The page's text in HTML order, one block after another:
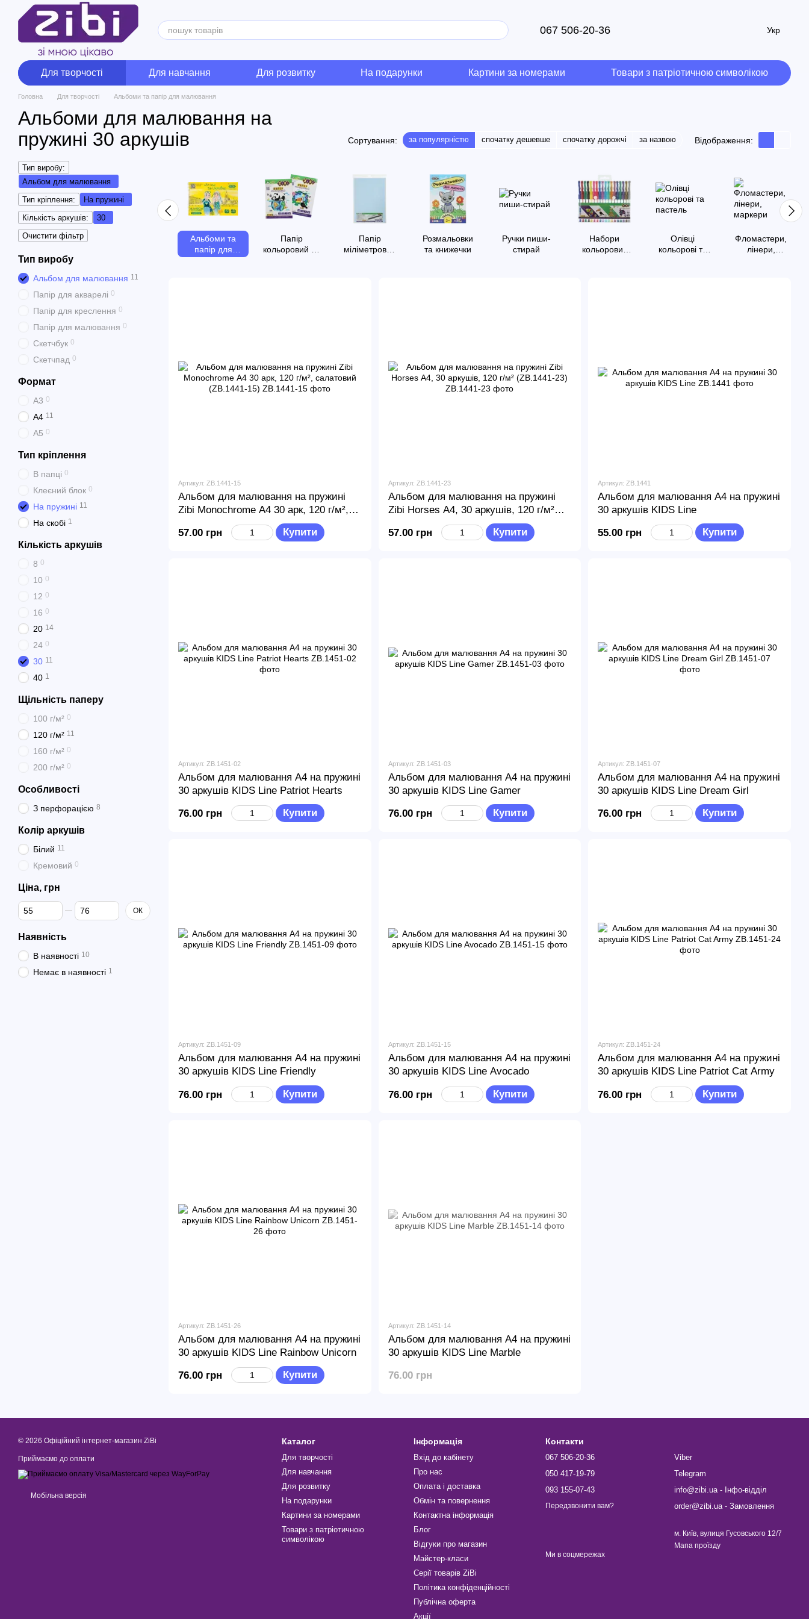
Перейти до основного контенту
067 506-20-36 Укр
Для творчості Для навчання Для розвитку На подарунки Картини за номерами Товари з патріотичною символікою
Головна Для творчості Альбоми та папір для малювання
Альбоми для малювання на
пружині 30 аркушів
Сортування: за популярністю спочатку дешевше спочатку дорожчі за назвою Відображення:
Альбоми та
папір для
малювання
Папір
кольоровий та
Папір
міліметровий
Розмальовки
та книжечки
Ручки пиши-
стирай
Набори
кольорових
Олівці
кольорові та
Фломастери,
лінери,
Артикул: ZB.1441-15
Альбом для малювання на пружині
Zibi Monochrome А4 30 арк, 120 г/м²,
салатовий (ZB.1441-15)
57.00 грн
Купити
Артикул: ZB.1441-23
Альбом для малювання на пружині
Zibi Horses А4, 30 аркушів, 120 г/м²
(ZB.1441-23)
57.00 грн
Купити
Артикул: ZB.1441
Альбом для малювання А4 на пружині
30 аркушів KIDS Line
55.00 грн Купити
Артикул: ZB.1451-02
Альбом для малювання А4 на пружині
30 аркушів KIDS Line Patriot Hearts
76.00 грн Купити
Артикул: ZB.1451-03
Альбом для малювання А4 на пружині
30 аркушів KIDS Line Gamer
76.00 грн Купити
Артикул: ZB.1451-07
Альбом для малювання А4 на пружині
30 аркушів KIDS Line Dream Girl
76.00 грн Купити
Артикул: ZB.1451-09
Альбом для малювання А4 на пружині
30 аркушів KIDS Line Friendly
76.00 грн Купити
Артикул: ZB.1451-15
Альбом для малювання А4 на пружині
30 аркушів KIDS Line Avocado
76.00 грн Купити
Артикул: ZB.1451-24
Альбом для малювання А4 на пружині
30 аркушів KIDS Line Patriot Cat Army
76.00 грн Купити
Артикул: ZB.1451-26
Альбом для малювання А4 на пружині
30 аркушів KIDS Line Rainbow Unicorn
76.00 грн Купити
Артикул: ZB.1451-14
Альбом для малювання А4 на пружині
30 аркушів KIDS Line Marble
76.00 грн
Тип виробу:
Альбом для малювання
Тип кріплення:
На пружині
Кількість аркушів:
30
Очистити фільтр
Тип виробу
Альбом для малювання 11
Папір для акварелі 0
Папір для креслення 0
Папір для малювання 0
Скетчбук 0
Скетчпад 0
Формат
А3 0
А4 11
А5 0
Тип кріплення
В папці 0
Клеєний блок 0
На пружині 11
На скобі 1
Кількість аркушів
8 0
10 0
12 0
16 0
20 14
24 0
30 11
40 1
Щільність паперу
100 г/м² 0
120 г/м² 11
160 г/м² 0
200 г/м² 0
Особливості
З перфорацією 8
Колір аркушів
Білий 11
Кремовий 0
Ціна, грн
Від Ціна, грн
До Ціна, грн ОК
Наявність
В наявності 10
Немає в наявності 1
© 2026 Офіційний інтернет-магазин ZiBi
Приймаємо до оплати
Мобільна версія
Каталог
Для творчості
Для навчання
Для розвитку
На подарунки
Картини за номерами
Товари з патріотичною
символікою
Інформація
Вхід до кабінету
Про нас
Оплата і доставка
Обмін та повернення
Контактна інформація
Блог
Відгуки про магазин
Майстер-класи
Серії товарів ZiBi
Політика конфіденційності
Публічна оферта
Акції
Контакти
067 506-20-36
050 417-19-79
093 155-07-43
Передзвонити вам?
Viber
Telegram
info@zibi.ua - Інфо-відділ
order@zibi.ua - Замовлення
м. Київ, вулиця Гусовського 12/7
Мапа проїзду
Ми в соцмережах